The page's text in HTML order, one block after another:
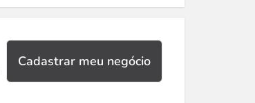
Cadastrar meu negócio